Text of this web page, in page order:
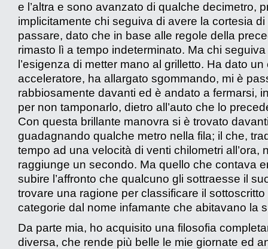
e l’altra e sono avanzato di qualche decimetro,
implicitamente chi seguiva di avere la cortesia di
passare, dato che in base alle regole della
rimasto lì a tempo indeterminato. Ma chi
l’esigenza di metter mano al grilletto. Ha dato
acceleratore, ha allargato sgommando, mi è
rabbiosamente davanti ed è andato a fermarsi,
per non tamponarlo, dietro all’auto che lo
Con questa brillante manovra si è trovato
guadagnando qualche metro nella fila; il che,
tempo ad una velocità di venti chilometri all’ora,
raggiunge un secondo. Ma quello che contava
subire l’affronto che qualcuno gli sottraesse il
trovare una ragione per classificare il
categorie dal nome infamante che abitavano la
Da parte mia, ho acquisito una filosofia
diversa, che rende più belle le mie giornate ed